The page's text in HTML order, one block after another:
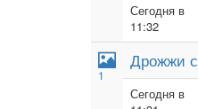
Сегодня в
11:32
1
Дрожжи
Сегодня в